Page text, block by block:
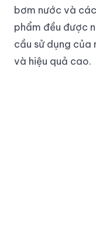
bơm nước và
phẩm đều được
cầu sử dụng của
và hiệu quả cao.